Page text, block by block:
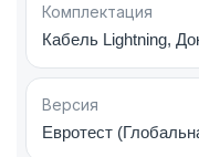
Mini
Линейка
цветовым
исходя из
параметр не
Комплектация
Кабель Lightning,
Версия
Евротест